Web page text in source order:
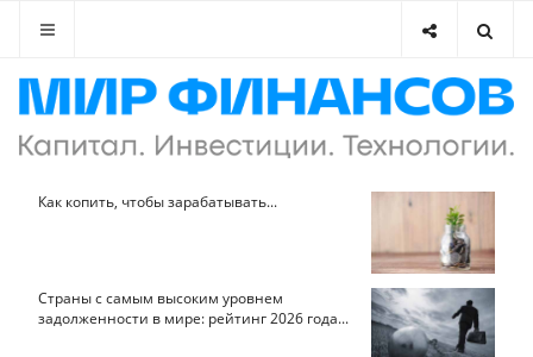
Как копить, чтобы зарабатывать...
Страны с самым высоким уровнем
задолженности в мире: рейтинг 2026 года...